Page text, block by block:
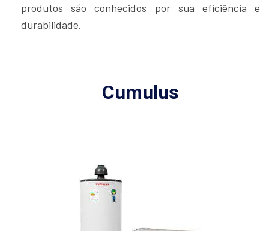
produtos são conhecidos por sua eficiência e
durabilidade.
Cumulus